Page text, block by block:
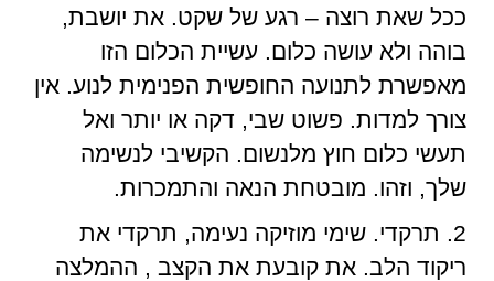
ככל שאת רוצה – רגע של שקט. את יושבת,
בוהה ולא עושה כלום. עשיית הכלום הזו
מאפשרת לתנועה החופשית הפנימית לנוע. אין
צורך למדות. פשוט שבי, דקה או יותר ואל
תעשי כלום חוץ מלנשום. הקשיבי לנשימה
שלך, וזהו. מובטחת הנאה והתמכרות.
2. תרקדי. שימי מוזיקה נעימה, תרקדי את
ריקוד הלב. את קובעת את הקצב , ההמלצה